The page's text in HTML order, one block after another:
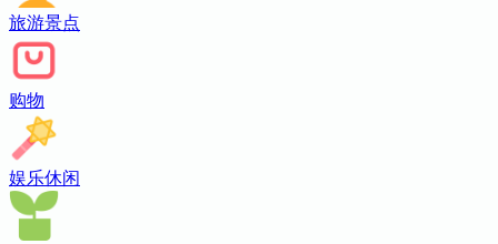
旅游景点
购物
娱乐休闲